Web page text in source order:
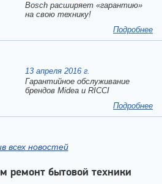
Bosch расширяет «гарантию»
на свою технику!
Подробнее
13 апреля 2016 г.
Гарантийное обслуживание
брендов Midea и RICCI
Подробнее
всех новостей
ремонт бытовой техники